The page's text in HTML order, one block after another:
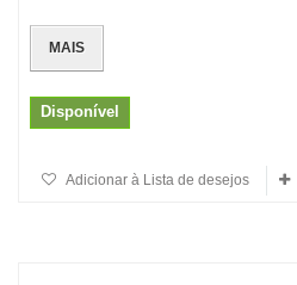
MAIS
Disponível
Adicionar à Lista de desejos